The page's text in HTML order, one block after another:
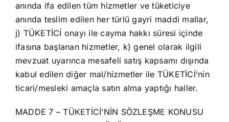
anında ifa edilen tüm hizmetler ve tüketiciye
anında teslim edilen her türlü gayri maddi mallar,
j) TÜKETİCİ onayı ile cayma hakkı süresi içinde
ifasına başlanan hizmetler, k) genel olarak ilgili
mevzuat uyarınca mesafeli satış kapsamı dışında
kabul edilen diğer mal/hizmetler ile TÜKETİCİ’nin
ticari/mesleki amaçla satın alma yaptığı haller.
MADDE 7 – TÜKETİCİ’NİN SÖZLEŞME KONUSU